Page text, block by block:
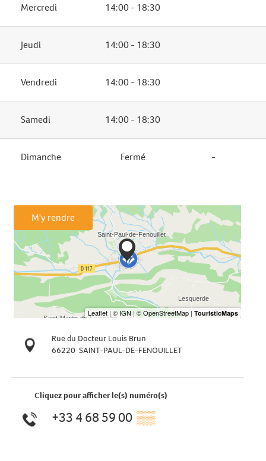
Mercredi 14:00 - 18:30
Jeudi 14:00 - 18:30
Vendredi 14:00 - 18:30
Samedi 14:00 - 18:30
Dimanche Fermé -
M'y rendre
Rue du Docteur Louis Brun
66220 SAINT-PAUL-DE-FENOUILLET
Cliquez pour afficher le(s) numéro(s)
+33 4 68 59 00 ▒▒